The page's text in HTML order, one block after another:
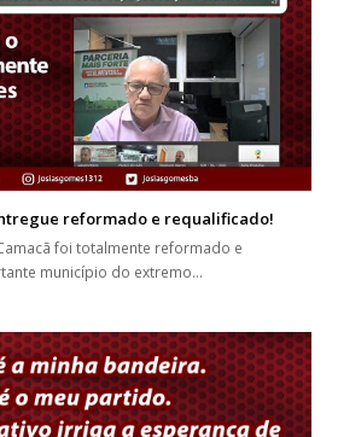
reformado e requalificado!
foi totalmente reformado e
município do extremo…